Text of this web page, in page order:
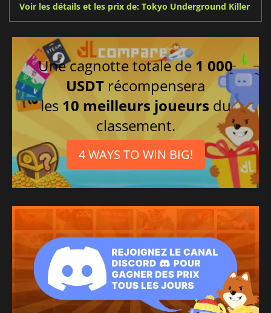
Voir les détails et les prix de: Tokyo Underground Killer
Une cagnotte totale de 1 000
USDT récompensera
les 10 meilleurs joueurs du
classement.
4 WAYS TO WIN BIG!